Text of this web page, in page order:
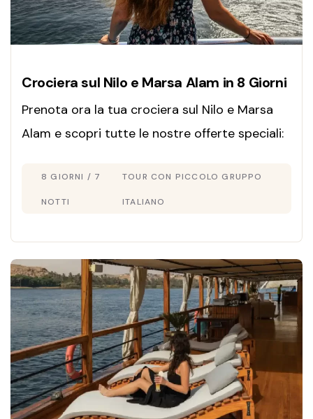
Crociera sul Nilo e Marsa Alam in 8 Giorni
Prenota ora la tua crociera sul Nilo e Marsa
Alam e scopri tutte le nostre offerte speciali:
prossimiViaggi in Egitto!
8 GIORNI / 7
NOTTI
TOUR CON PICCOLO GRUPPO
ITALIANO